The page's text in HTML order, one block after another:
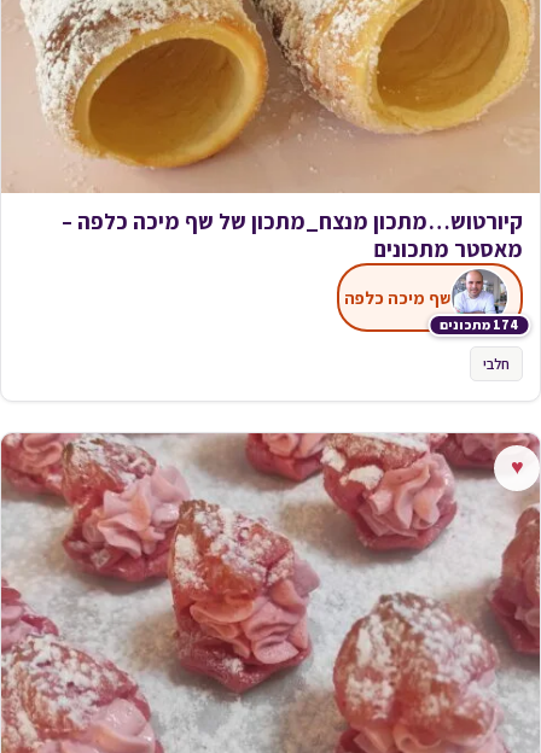
קיורטוש…מתכון מנצח_מתכון של שף מיכה כלפה –
מאסטר מתכונים
174 מתכונים
שף מיכה כלפה
חלבי
♥